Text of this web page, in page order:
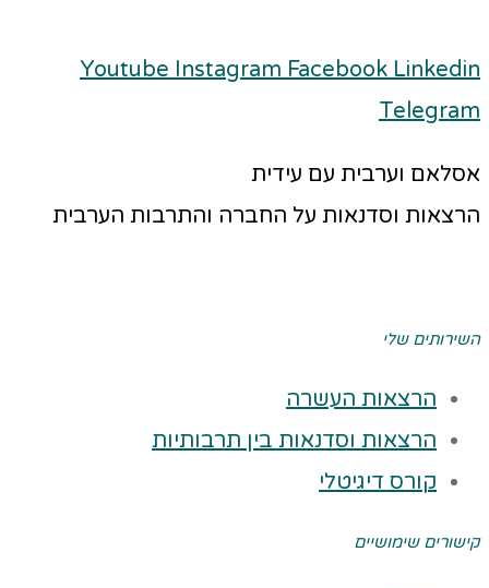
Youtube Instagram Facebook Linkedin
Telegram
אסלאם וערבית עם עידית
הרצאות וסדנאות על החברה והתרבות הערבית
השירותים שלי
הרצאות העשרה
הרצאות וסדנאות בין תרבותיות
קורס דיגיטלי
קישורים שימושיים